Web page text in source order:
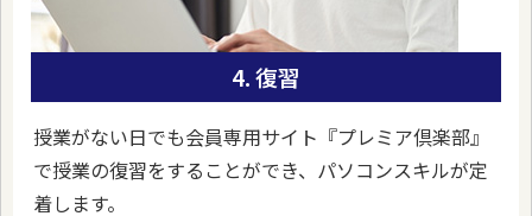
4. 復習
授業がない日でも会員専用サイト『プレミア倶楽部』
で授業の復習をすることができ、パソコンスキルが定
着します。